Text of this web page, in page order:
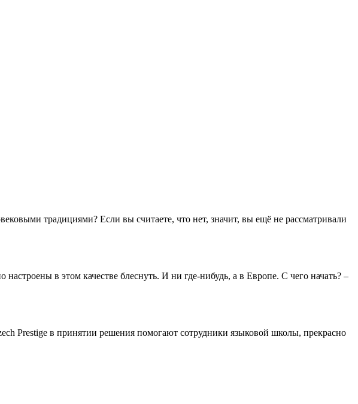
традициями? Если вы считаете, что нет, значит, вы ещё не рассматривали
настроены в этом качестве блеснуть. И ни где-нибудь, а в Европе. С чего начать? –
Prestige в принятии решения помогают сотрудники языковой школы, прекрасно